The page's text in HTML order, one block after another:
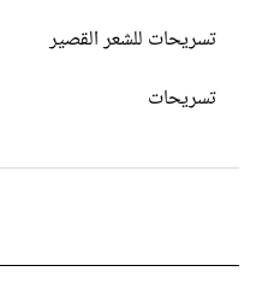
تسريحات للشعر القصير
تسريحات